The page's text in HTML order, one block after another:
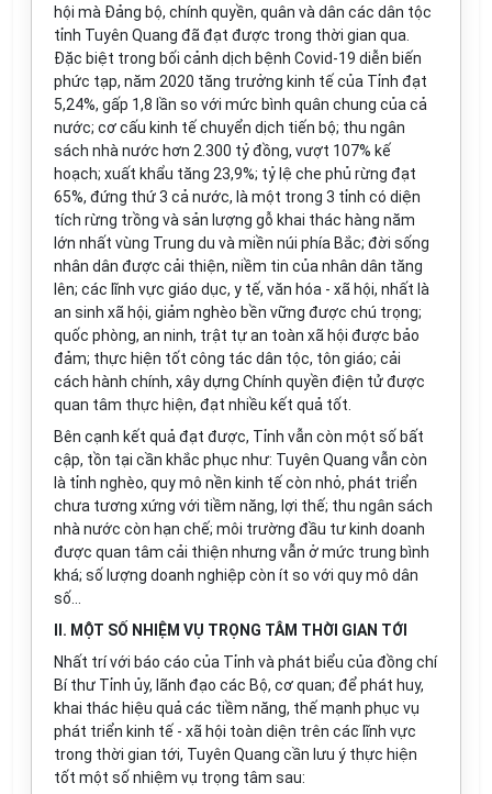
hội mà Đảng bộ, chính quyền, quân và dân các dân tộc
tỉnh Tuyên Quang đã đạt được trong thời gian qua.
Đặc biệt trong bối cảnh dịch bệnh Covid-19 diễn biến
phức tạp, năm 2020 tăng trưởng kinh tế của Tỉnh đạt
5,24%, gấp 1,8 lần so với mức bình quân chung của cả
nước; cơ cấu kinh tế chuyển dịch tiến bộ; thu ngân
sách nhà nước hơn 2.300 tỷ đồng, vượt 107% kế
hoạch; xuất khẩu tăng 23,9%; tỷ lệ che phủ rừng đạt
65%, đứng thứ 3 cả nước, là một trong 3 tỉnh có diện
tích rừng trồng và sản lượng gỗ khai thác hàng năm
lớn nhất vùng Trung du và miền núi phía Bắc; đời sống
nhân dân được cải thiện, niềm tin của nhân dân tăng
lên; các lĩnh vực giáo dục, y tế, văn hóa - xã hội, nhất là
an sinh xã hội, giảm nghèo bền vững được chú trọng;
quốc phòng, an ninh, trật tự an toàn xã hội được bảo
đảm; thực hiện tốt công tác dân tộc, tôn giáo; cải
cách hành chính, xây dựng Chính quyền điện tử được
quan tâm thực hiện, đạt nhiều kết quả tốt.
Bên cạnh kết quả đạt được, Tỉnh vẫn còn một số bất
cập, tồn tại cần khắc phục như: Tuyên Quang vẫn còn
là tỉnh nghèo, quy mô nền kinh tế còn nhỏ, phát triển
chưa tương xứng với tiềm năng, lợi thế; thu ngân sách
nhà nước còn hạn chế; môi trường đầu tư kinh doanh
được quan tâm cải thiện nhưng vẫn ở mức trung bình
khá; số lượng doanh nghiệp còn ít so với quy mô dân
số...
II. MỘT SỐ NHIỆM VỤ TRỌNG TÂM THỜI GIAN TỚI
Nhất trí với báo cáo của Tỉnh và phát biểu của đồng chí
Bí thư Tỉnh ủy, lãnh đạo các Bộ, cơ quan; để phát huy,
khai thác hiệu quả các tiềm năng, thế mạnh phục vụ
phát triển kinh tế - xã hội toàn diện trên các lĩnh vực
trong thời gian tới, Tuyên Quang cần lưu ý thực hiện
tốt một số nhiệm vụ trọng tâm sau: